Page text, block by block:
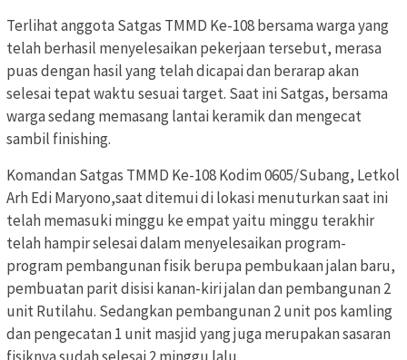
Terlihat anggota Satgas TMMD Ke-108 bersama warga yang
telah berhasil menyelesaikan pekerjaan tersebut, merasa
puas dengan hasil yang telah dicapai dan berarap akan
selesai tepat waktu sesuai target. Saat ini Satgas, bersama
warga sedang memasang lantai keramik dan mengecat
sambil finishing.
Komandan Satgas TMMD Ke-108 Kodim 0605/Subang, Letkol
Arh Edi Maryono,saat ditemui di lokasi menuturkan saat ini
telah memasuki minggu ke empat yaitu minggu terakhir
telah hampir selesai dalam menyelesaikan program-
program pembangunan fisik berupa pembukaan jalan baru,
pembuatan parit disisi kanan-kiri jalan dan pembangunan 2
unit Rutilahu. Sedangkan pembangunan 2 unit pos kamling
dan pengecatan 1 unit masjid yang juga merupakan sasaran